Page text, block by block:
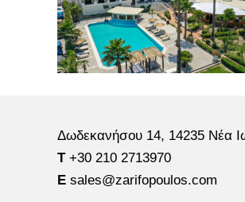
Δωδεκανήσου 14, 14235 Νέα
Τ+30 210 2713970
E sales@zarifopoulos.com